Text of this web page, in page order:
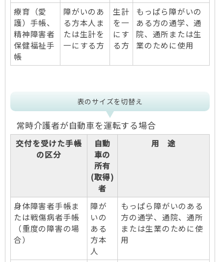
療育（愛
護）手帳、
精神障害者
保健福祉手
帳
障がいのあ
る方本人ま
たは生計を
一にする方
生計
を一
にす
る方
もっぱら障がいの
ある方の通学、通
院、通所または生
業のために使用
表のサイズを切替え
常時介護者が自動車を運転する場合
交付を受けた手帳
の区分
自動
車の
所有
(取得)
者
用 途
身体障害者手帳ま
たは戦傷病者手帳
（重度の障害の場
合）
障が
いの
ある
方本
人
もっぱら障がいのある
方の通学、通院、通所
または生業のために使
用